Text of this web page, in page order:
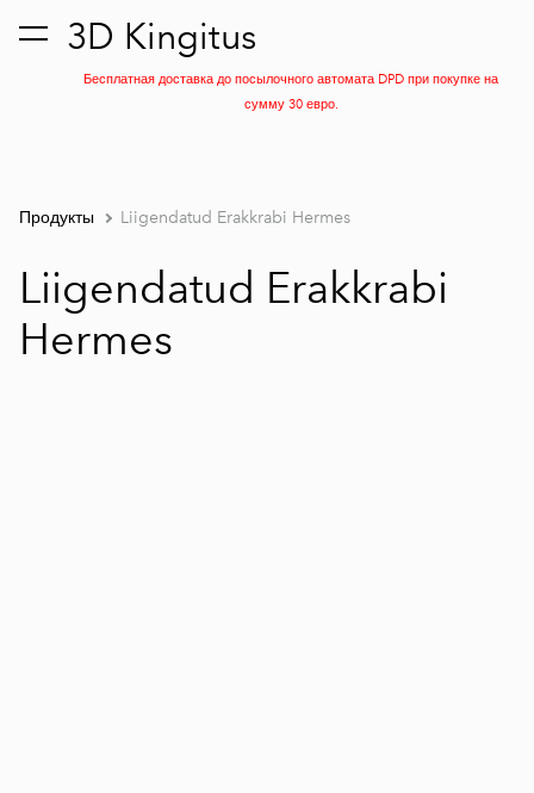
3D Kingitus
Бесплатная доставка до посылочного автомата DPD при покупке на
сумму 30 евро.
был добавлен в
корзину.
Просмотр корзины
Продукты Liigendatud Erakkrabi Hermes
Liigendatud Erakkrabi
Hermes